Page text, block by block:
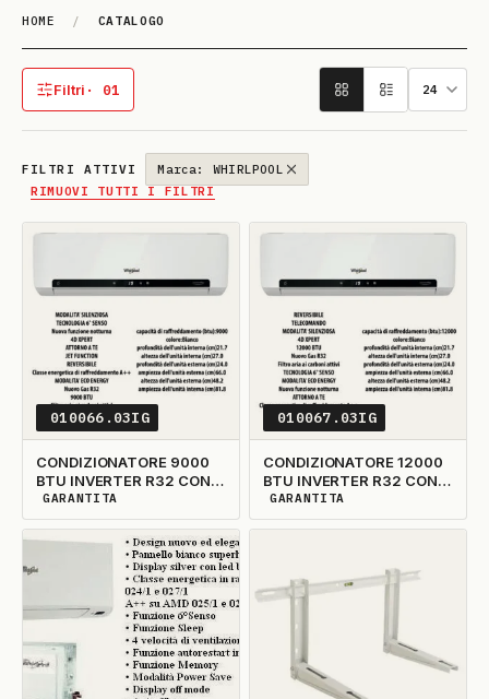
HOME / CATALOGO
Catalogo
Filtri · 01
1 filtro attivo
FILTRI ATTIVI
Marca: WHIRLPOOL
RIMUOVI TUTTI I FILTRI
010066.03IG
CONDIZIONATORE 9000
BTU INVERTER R32 CON
WIFI
DISPONIBILITÀ GARANTITA
GARANTITA
010067.03IG
CONDIZIONATORE 12000
BTU INVERTER R32 CON
WIFI
DISPONIBILITÀ GARANTITA
GARANTITA